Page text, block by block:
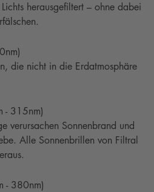
herausgefiltert – ohne dabei
die nicht in die Erdatmosphäre
- 315nm)
verursachen Sonnenbrand und
Alle Sonnenbrillen von Filtral
- 380nm)